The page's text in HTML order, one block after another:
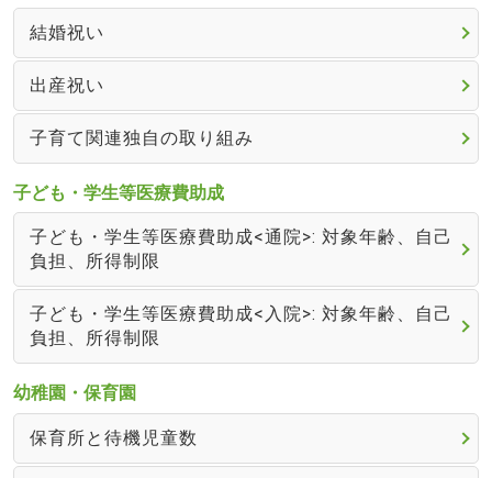
結婚祝い
出産祝い
子育て関連独自の取り組み
子ども・学生等医療費助成
子ども・学生等医療費助成<通院>: 対象年齢、自己
負担、所得制限
子ども・学生等医療費助成<入院>: 対象年齢、自己
負担、所得制限
幼稚園・保育園
保育所と待機児童数